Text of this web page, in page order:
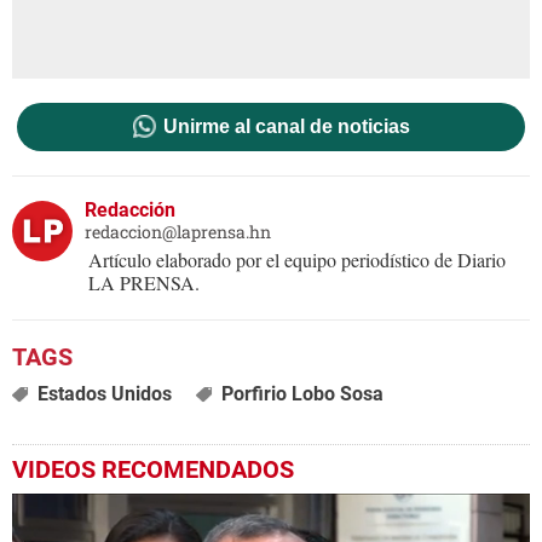
Unirme al canal de noticias
Redacción
redaccion@laprensa.hn
Artículo elaborado por el equipo periodístico de Diario
LA PRENSA.
Estados Unidos Porfirio Lobo Sosa
VIDEOS RECOMENDADOS